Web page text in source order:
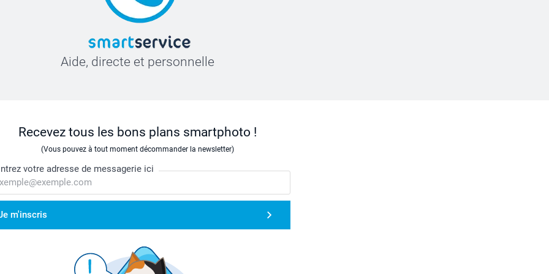
Aide, directe et personnelle
Recevez tous les bons plans smartphoto !
(Vous pouvez à tout moment décommander la newsletter)
votre adresse de messagerie ici
m'inscris